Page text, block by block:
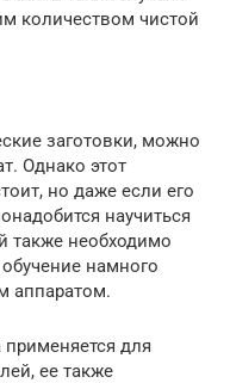
количеством чистой
заготовки, можно
Однако этот
но даже если его
научиться
также необходимо
намного
аппаратом.
применяется для
ее также